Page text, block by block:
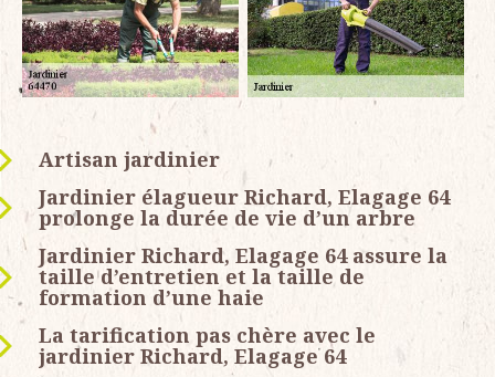
Artisan jardinier
Jardinier élagueur Richard, Elagage 64
prolonge la durée de vie d’un arbre
Jardinier Richard, Elagage 64 assure la
taille d’entretien et la taille de
formation d’une haie
La tarification pas chère avec le
jardinier Richard, Elagage 64